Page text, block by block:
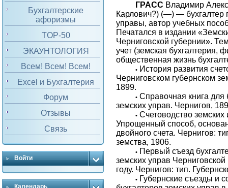
Бухгалтерские
афоризмы
TOP-50
ЭКАУНТОЛОГИЯ
Всем! Всем! Всем!
Excel и Бухгалтерия
Форум
Отзывы
Связь
Войти
Календарь
ГРАСС Владимир
Карлович?) (—) — бухгалтер
управы, автор учебных
Печатался в издании
Черниговской губернии».
учет (земская бухгалтерия,
общественная жизнь
• История развития
Черниговском губернском
1899.
• Справочная книга для
земских управ. Чернигов,
• Счетоводство земских
Упрощенный способ,
двойного счета. Чернигов:
земства, 1906.
• Первый съезд
земских управ
году. Чернигов: тип.
• Губернские съезды и